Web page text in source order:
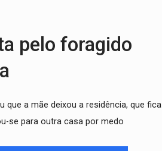
pelo foragido
que a mãe deixou a residência, que fica
se para outra casa por medo